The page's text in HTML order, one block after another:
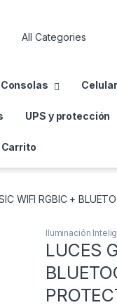
Consolas
UPS y protección
Carrito
WIFI RGBIC +
Iluminación
LUCES